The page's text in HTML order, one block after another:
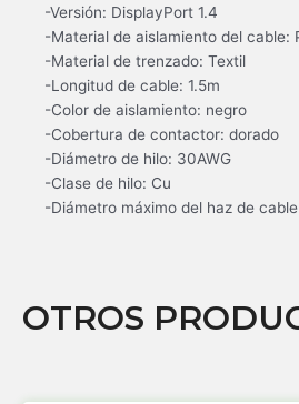
-Versión: DisplayPort 1.4
-Material de aislamiento del cable:
-Material de trenzado: Textil
-Longitud de cable: 1.5m
-Color de aislamiento: negro
-Cobertura de contactor: dorado
-Diámetro de hilo: 30AWG
-Clase de hilo: Cu
-Diámetro máximo del haz de
OTROS